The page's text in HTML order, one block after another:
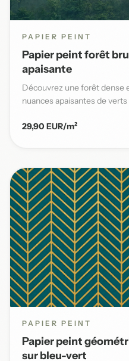
PAPIER PEINT
Papier peint forêt
apaisante
Découvrez une forêt dense
nuances apaisantes de
29,90 EUR/m²
PAPIER PEINT
Papier peint
sur bleu-vert